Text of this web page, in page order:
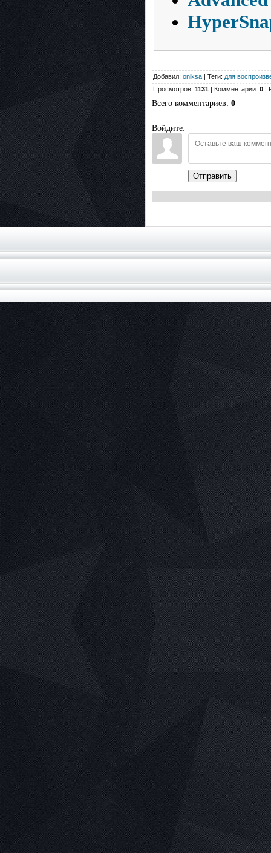
Добавил: oniksa | Теги: для
Просмотров: 1131 | Комментарии: 0 |
Всего комментариев: 0
Войдите:
Отправить